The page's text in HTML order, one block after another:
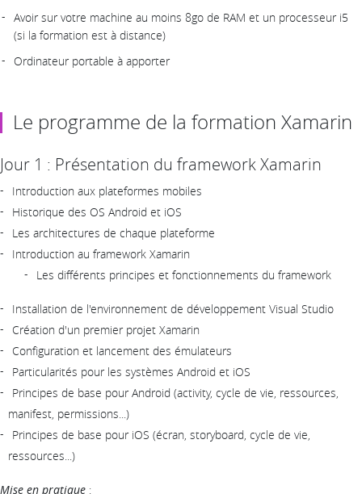
Avoir sur votre machine au moins 8go de RAM et un processeur i5
(si la formation est à distance)
Ordinateur portable à apporter
Le programme de la formation Xamarin
Jour 1 : Présentation du framework Xamarin
Introduction aux plateformes mobiles
Historique des OS Android et iOS
Les architectures de chaque plateforme
Introduction au framework Xamarin
Les différents principes et fonctionnements du framework
Installation de l'environnement de développement Visual Studio
Création d'un premier projet Xamarin
Configuration et lancement des émulateurs
Particularités pour les systèmes Android et iOS
Principes de base pour Android (activity, cycle de vie, ressources,
manifest, permissions...)
Principes de base pour iOS (écran, storyboard, cycle de vie,
ressources...)
Mise en pratique :